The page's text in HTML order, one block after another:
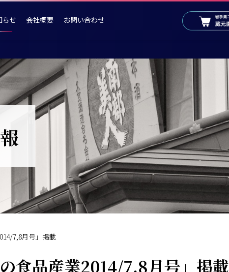
らせ 会社概要 お問い合わせ
7,8月号」掲載
の食品産業2014/7,8月号」掲載